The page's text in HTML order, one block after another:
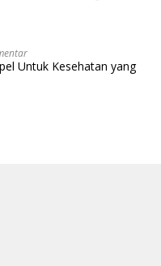
Untuk Kesehatan yang